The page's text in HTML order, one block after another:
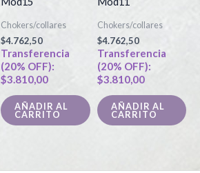
Chokers/collares
$4.762,50
Transferencia
(20% OFF):
$3.810,00
AÑADIR AL
CARRITO
Chokers/collares
$4.762,50
Transferencia
(20% OFF):
$3.810,00
AÑADIR AL
CARRITO